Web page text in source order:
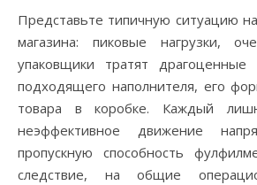
Представьте типичную ситуацию
магазина: пиковые нагрузки,
упаковщики тратят
подходящего наполнителя, его
товара в коробке. Каждый
неэффективное движение
пропускную способность
следствие, на общие